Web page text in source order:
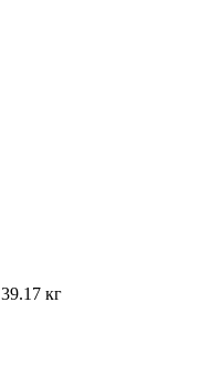
39.17 кг